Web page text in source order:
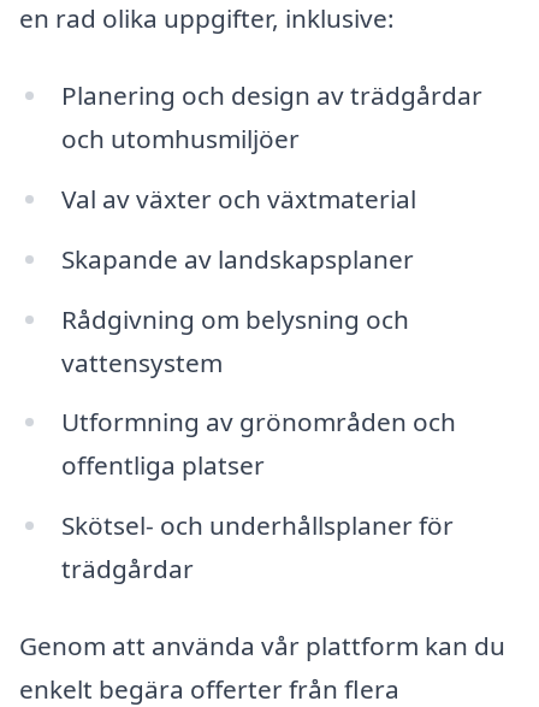
en rad olika uppgifter, inklusive:
Planering och design av trädgårdar
och utomhusmiljöer
Val av växter och växtmaterial
Skapande av landskapsplaner
Rådgivning om belysning och
vattensystem
Utformning av grönområden och
offentliga platser
Skötsel- och underhållsplaner för
trädgårdar
Genom att använda vår plattform kan du
enkelt begära offerter från flera